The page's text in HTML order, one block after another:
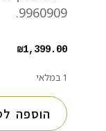
9960909.
₪1,399.00
1 במלאי
הוספה